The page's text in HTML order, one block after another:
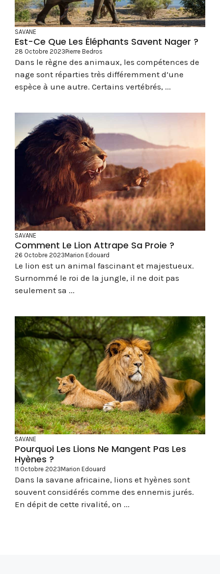
SAVANE
Est-Ce Que Les Éléphants Savent Nager ?
28 Octobre 2023Pierre Bedros
Dans le règne des animaux, les compétences de
nage sont réparties très différemment d’une
espèce à une autre. Certains vertébrés, ...
SAVANE
Comment Le Lion Attrape Sa Proie ?
26 Octobre 2023Marion Edouard
Le lion est un animal fascinant et majestueux.
Surnommé le roi de la jungle, il ne doit pas
seulement sa ...
SAVANE
Pourquoi Les Lions Ne Mangent Pas Les
Hyènes ?
11 Octobre 2023Marion Edouard
Dans la savane africaine, lions et hyènes sont
souvent considérés comme des ennemis jurés.
En dépit de cette rivalité, on ...